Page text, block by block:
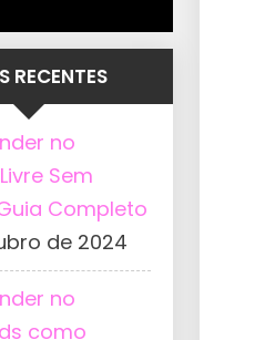
RECENTES
no
Sem
Completo
de 2024
no
como